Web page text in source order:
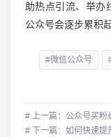
助热点引流、举办
公众号会逐步累积
#微信公众号
# 上一篇：公众号买粉
# 下一篇：如何快速提